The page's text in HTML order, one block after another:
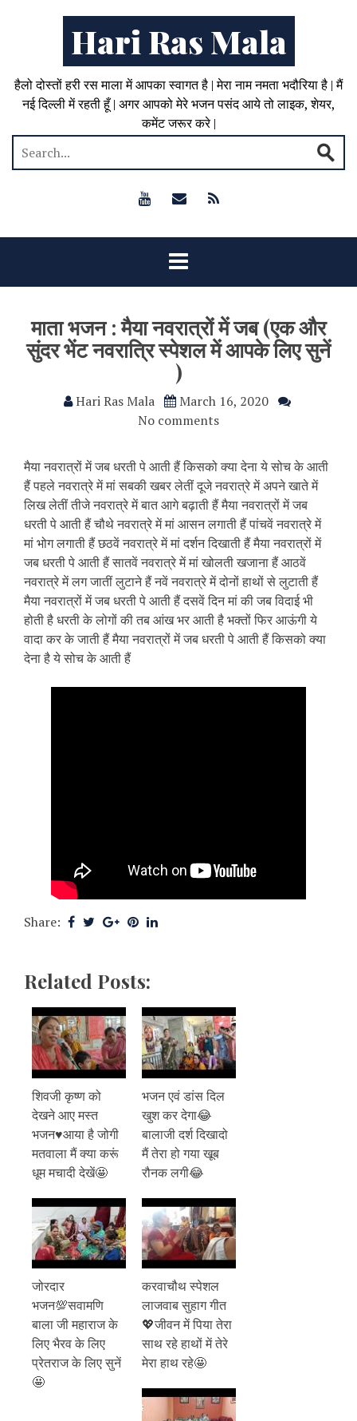
Hari Ras Mala
हैलो दोस्तों हरी रस माला में आपका स्वागत है | मेरा नाम नमता भदौरिया है | मैं
नई दिल्ली में रहती हूँ | अगर आपको मेरे भजन पसंद आये तो लाइक, शेयर,
कमेंट जरूर करे |
माता भजन : मैया नवरात्रों में जब (एक और
सुंदर भेंट नवरात्रि स्पेशल में आपके लिए सुनें
)
Hari Ras Mala
March 16, 2020
No comments
मैया नवरात्रों में जब धरती पे आती हैं किसको क्या देना ये सोच के आती
हैं पहले नवरात्रे में मां सबकी खबर लेतीं दूजे नवरात्रे में अपने खाते में
लिख लेतीं तीजे नवरात्रे में बात आगे बढ़ाती हैं मैया नवरात्रों में जब
धरती पे आती हैं चौथे नवरात्रे में मां आसन लगाती हैं पांचवें नवरात्रे में
मां भोग लगाती हैं छठवें नवरात्रे में मां दर्शन दिखाती हैं मैया नवरात्रों में
जब धरती पे आती हैं सातवें नवरात्रे में मां खोलती खजाना हैं आठवें
नवरात्रे में लग जातीं लुटाने हैं नवें नवरात्रे में दोनों हाथों से लुटाती हैं
मैया नवरात्रों में जब धरती पे आती हैं दसवें दिन मां की जब विदाई भी
होती है धरती के लोगों की तब आंख भर आती है भक्तों फिर आऊंगी ये
वादा कर के जाती हैं मैया नवरात्रों में जब धरती पे आती हैं किसको क्या
देना है ये सोच के आती हैं
Share:
Related Posts:
शिवजी कृष्ण को
देखने आए मस्त
भजन♥️आया है जोगी
मतवाला मैं क्या करूं
धूम मचादी देखें🤩
भजन एवं डांस दिल
खुश कर देगा😂
बालाजी दर्श दिखादो
मैं तेरा हो गया खूब
रौनक लगी😂
जोरदार
भजन💯सवामणि
बाला जी महाराज के
लिए भैरव के लिए
प्रेतराज के लिए सुनें
🤩
करवाचौथ स्पेशल
लाजवाब सुहाग गीत
💖जीवन में पिया तेरा
साथ रहे हाथों में तेरे
मेरा हाथ रहे🤩